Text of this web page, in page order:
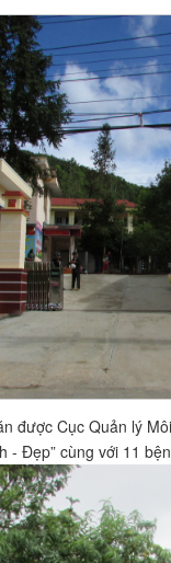
được Cục Quản lý
- Đẹp” cùng với 11